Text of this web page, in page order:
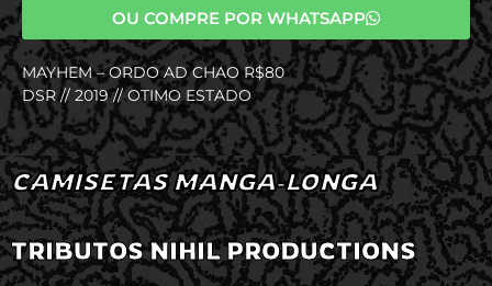
OU COMPRE POR WHATSAPP
MAYHEM – ORDO AD CHAO R$80
DSR // 2019 // OTIMO ESTADO
CAMISETAS MANGA-LONGA
TRIBUTOS NIHIL PRODUCTIONS